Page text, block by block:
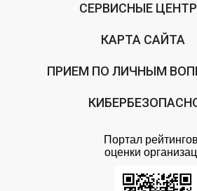
СЕРВИСНЫЕ
КАРТА САЙТА
ПРИЕМ ПО ЛИЧНЫМ
Портал
оценки